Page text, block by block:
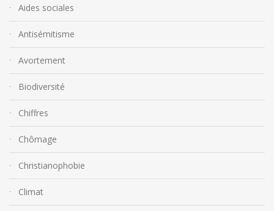
Aides sociales
Antisémitisme
Avortement
Biodiversité
Chiffres
Chômage
Christianophobie
Climat